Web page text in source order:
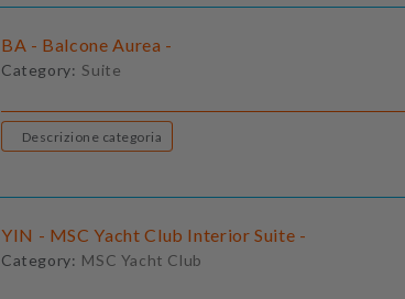
BA - Balcone Aurea -
Category: Suite
Descrizione categoria
YIN - MSC Yacht Club Interior Suite -
Category: MSC Yacht Club